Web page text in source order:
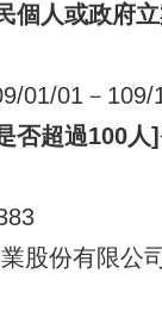
個人或政府
01/01－109/
否超過100人]
股份有限公司